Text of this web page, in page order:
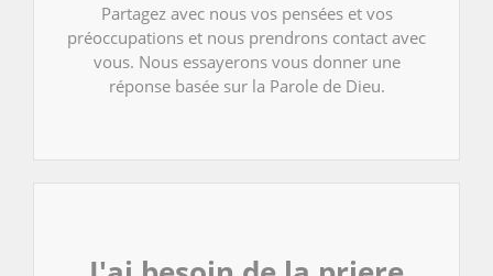
Partagez avec nous vos pensées et vos
préoccupations et nous prendrons contact avec
vous. Nous essayerons vous donner une
réponse basée sur la Parole de Dieu.